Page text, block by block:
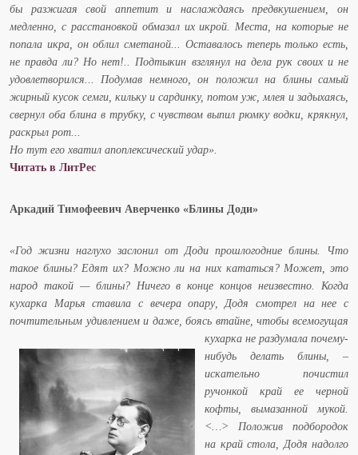
бы разжигая свой аппетит и наслаждаясь предвкушением, он
медленно, с расстановкой обмазал их икрой. Места, на которые не
попала икра, он облил сметаной... Оставалось теперь только есть,
не правда ли? Но нет!.. Подтыкин взглянул на дела рук своих и не
удовлетворился... Подумав немного, он положил на блины самый
жирный кусок семги, кильку и сардинку, потом уж, млея и задыхаясь,
свернул оба блина в трубку, с чувством выпил рюмку водки, крякнул,
раскрыл рот...
Но тут его хватил апоплексический удар».
Читать в ЛитРес
Аркадий Тимофеевич Аверченко «Блины Доди»
«Год жизни наглухо заслонил от Доди прошлогодние блины. Что
такое блины? Едят их? Можно ли на них кататься? Может, это
народ такой — блины? Ничего в конце концов неизвестно. Когда
кухарка Марья ставила с вечера опару, Додя смотрел на нее с
почтительным удивлением и даже, боясь втайне, чтобы всемогущая
кухарка не раздумала почему-
нибудь делать блины, –
искательно почистил
ручонкой край ее черной
кофты, вымазанной мукой.
<…> Положив подбородок
на край стола, Додя надолго